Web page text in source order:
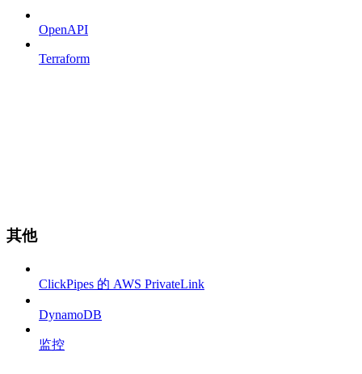
OpenAPI
Terraform
其他
ClickPipes 的 AWS PrivateLink
DynamoDB
监控